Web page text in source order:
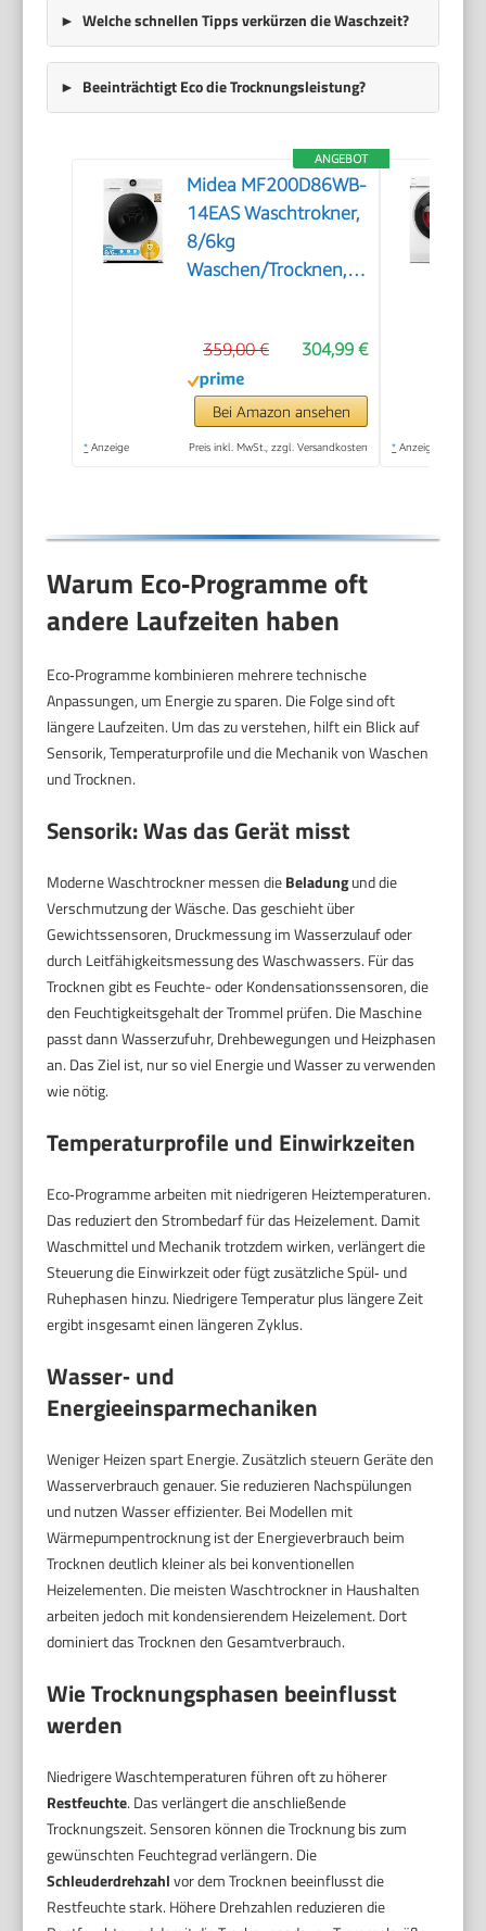
Welche schnellen Tipps verkürzen die Waschzeit?
Beeinträchtigt Eco die Trocknungsleistung?
ANGEBOT
Midea MF200D86WB-
14EAS Waschtrokner,
8/6kg
Waschen/Trocknen,
Waschen & Trocknen,
Steam Care, Turbo
Wash, 48 cm tief,
APP-Steuerung,
304,99 €
359,00 €
Bei Amazon ansehen
* Anzeige Preis inkl. MwSt., zzgl. Versandkosten * Anzeige
Warum Eco‑Programme oft
andere Laufzeiten haben
Eco‑Programme kombinieren mehrere technische
Anpassungen, um Energie zu sparen. Die Folge sind oft
längere Laufzeiten. Um das zu verstehen, hilft ein Blick auf
Sensorik, Temperaturprofile und die Mechanik von Waschen
und Trocknen.
Sensorik: Was das Gerät misst
Moderne Waschtrockner messen dieBeladungund die
Verschmutzung der Wäsche. Das geschieht über
Gewichtssensoren, Druckmessung im Wasserzulauf oder
durch Leitfähigkeitsmessung des Waschwassers. Für das
Trocknen gibt es Feuchte- oder Kondensationssensoren, die
den Feuchtigkeitsgehalt der Trommel prüfen. Die Maschine
passt dann Wasserzufuhr, Drehbewegungen und Heizphasen
an. Das Ziel ist, nur so viel Energie und Wasser zu verwenden
wie nötig.
Temperaturprofile und Einwirkzeiten
Eco‑Programme arbeiten mit niedrigeren Heiztemperaturen.
Das reduziert den Strombedarf für das Heizelement. Damit
Waschmittel und Mechanik trotzdem wirken, verlängert die
Steuerung die Einwirkzeit oder fügt zusätzliche Spül‑ und
Ruhephasen hinzu. Niedrigere Temperatur plus längere Zeit
ergibt insgesamt einen längeren Zyklus.
Wasser‑ und
Energieeinsparmechaniken
Weniger Heizen spart Energie. Zusätzlich steuern Geräte den
Wasserverbrauch genauer. Sie reduzieren Nachspülungen
und nutzen Wasser effizienter. Bei Modellen mit
Wärmepumpentrocknung ist der Energieverbrauch beim
Trocknen deutlich kleiner als bei konventionellen
Heizelementen. Die meisten Waschtrockner in Haushalten
arbeiten jedoch mit kondensierendem Heizelement. Dort
dominiert das Trocknen den Gesamtverbrauch.
Wie Trocknungsphasen beeinflusst
werden
Niedrigere Waschtemperaturen führen oft zu höherer
Restfeuchte. Das verlängert die anschließende
Trocknungszeit. Sensoren können die Trocknung bis zum
gewünschten Feuchtegrad verlängern. Die
Schleuderdrehzahlvor dem Trocknen beeinflusst die
Restfeuchte stark. Höhere Drehzahlen reduzieren die